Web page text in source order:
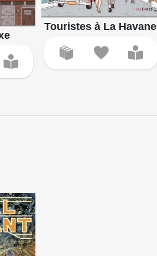
Touristes à La Havane